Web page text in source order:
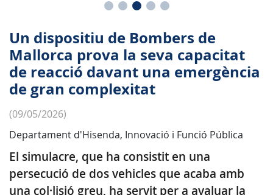
Un dispositiu de Bombers de
Mallorca prova la seva capacitat
de reacció davant una emergència
de gran complexitat
(09/05/2026)
Departament d'Hisenda, Innovació i Funció Pública
El simulacre, que ha consistit en una
persecució de dos vehicles que acaba amb
una col·lisió greu, ha servit per a avaluar la